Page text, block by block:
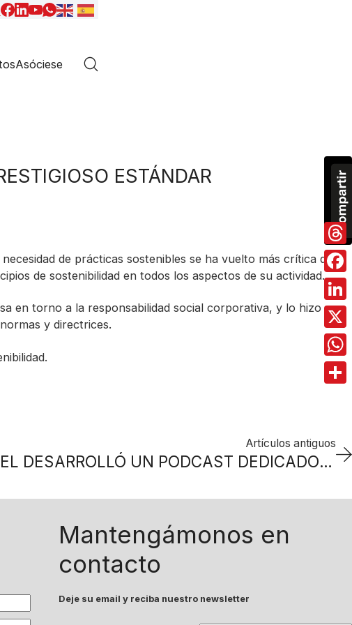
Asóciese
ESTÁNDAR
de prácticas sostenibles se ha vuelto más crítica que
de sostenibilidad en todos los aspectos de su actividad.
en torno a la responsabilidad social corporativa, y lo hizo
y directrices.
KUEHNE+NAGEL DESARROLLÓ UN PODCAST DEDICADO A DEBATIR SOBRE EL FUTURO DEL SECTOR AUTOMOTRIZ
Artículos antiguos
Mantengámonos en
contacto
Deje su email y reciba nuestro newsletter
X